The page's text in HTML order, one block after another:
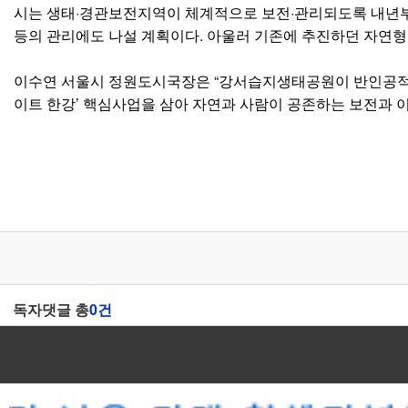
시는 생태·경관보전지역이 체계적으로 보전·관리되도록 내
등의 관리에도 나설 계획이다. 아울러 기존에 추진하던 자연
이수연 서울시 정원도시국장은 “강서습지생태공원이 반인공
이트 한강’ 핵심사업을 삼아 자연과 사람이 공존하는 보전
독자댓글 총0건